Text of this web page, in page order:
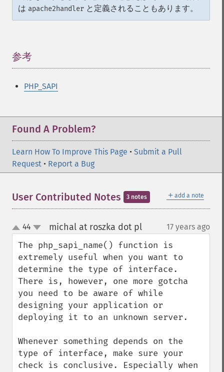
は apache2handler と定義されることもあります。
参考
PHP_SAPI
Found A Problem?
Learn How To Improve This Page • Submit a Pull
Request • Report a Bug
＋ add a note
User Contributed Notes 3 notes
up
down
44 michal at roszka dot pl¶ 17 years ago
The php_sapi_name() function is
extremely useful when you want to
determine the type of interface.
There is, however, one more gotcha
you need to be aware of while
designing your application or
deploying it to an unknown server.
Whenever something depends on the
type of interface, make sure your
check is conclusive. Especially when